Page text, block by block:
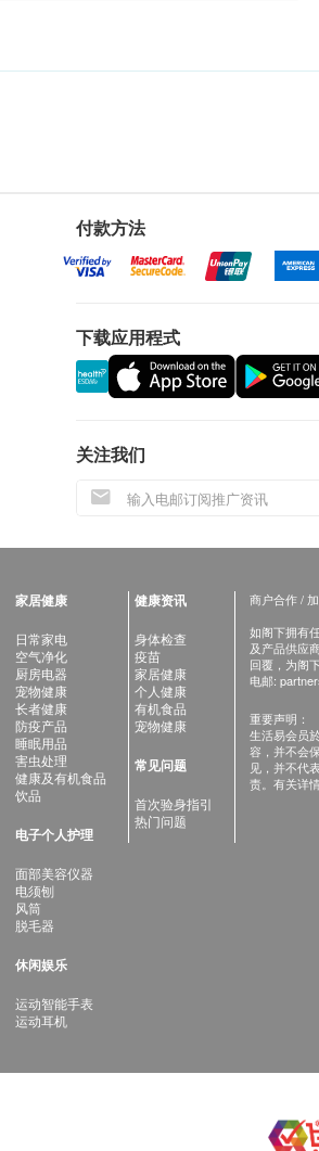
付款方法
下载应用程式
关注我们
家居健康
日常家电
空气净化
厨房电器
宠物健康
长者健康
防疫产品
睡眠用品
害虫处理
健康及有机食品
饮品
电子个人护理
面部美容仪器
电须刨
风筒
脱毛器
休闲娱乐
运动智能手表
运动耳机
健康资讯
身体检查
疫苗
家居健康
个人健康
有机食品
宠物健康
常见问题
首次验身指引
热门问题
商户合作 /
如阁下拥有
及产品供应
回覆，为阁
电邮:
重要声明：
生活易会员
容，并不会
见，并不代
责。有关详